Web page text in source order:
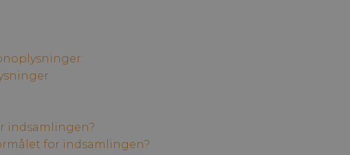
indsamlingen?
for indsamlingen?